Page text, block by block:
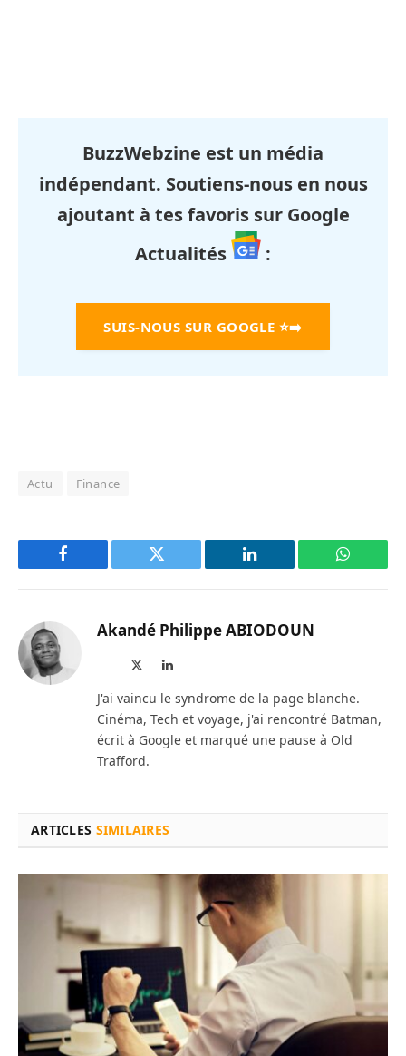
BuzzWebzine est un média
indépendant. Soutiens-nous en nous
ajoutant à tes favoris sur Google
Actualités
:
SUIS-NOUS SUR GOOGLE ⭐➡️
Actu Finance
Facebook Twitter LinkedIn
Akandé Philippe ABIODOUN
LinkedIn
J'ai vaincu le syndrome de la page blanche.
Cinéma, Tech et voyage, j'ai rencontré Batman,
écrit à Google et marqué une pause à Old
Trafford.
ARTICLES SIMILAIRES